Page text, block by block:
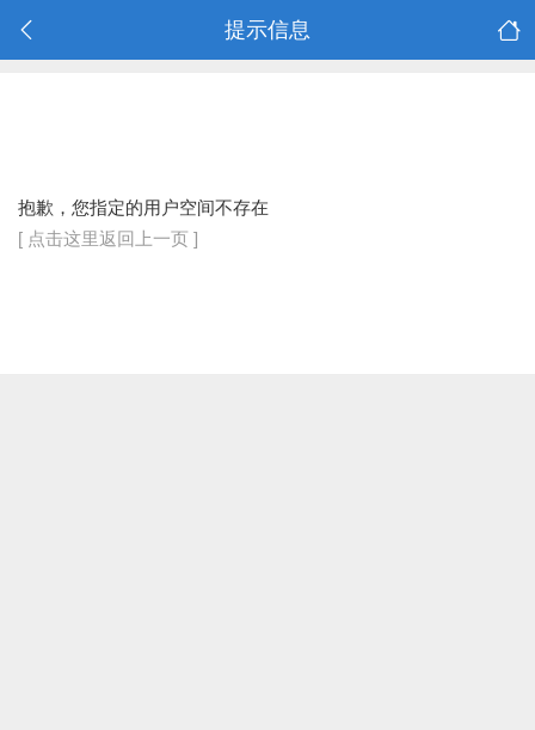
提示信息
抱歉，您指定的用户空间不存在
[ 点击这里返回上一页 ]